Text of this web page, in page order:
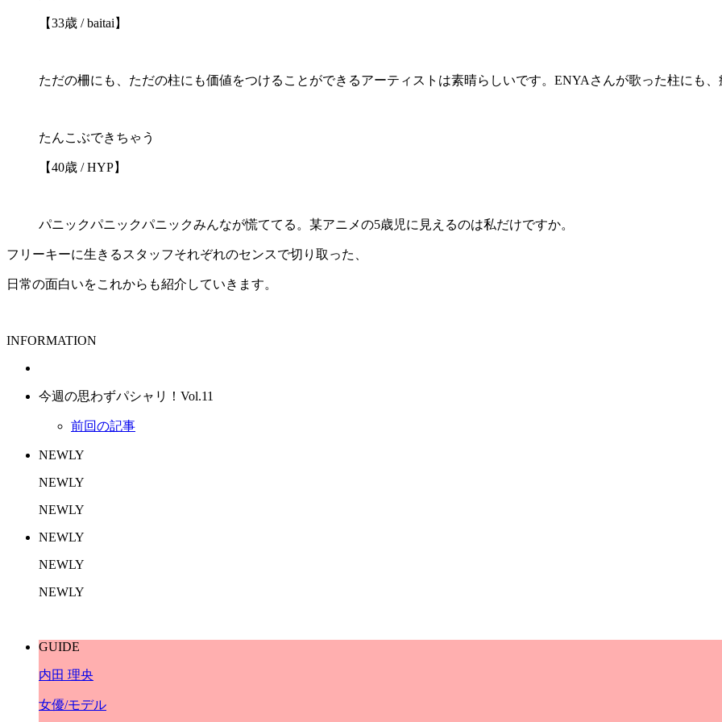
【33歳 / baitai】
ただの柵にも、ただの柱にも価値をつけることができるアーティストは素晴らしいです。ENYAさんが歌った柱にも、
たんこぶできちゃう
【40歳 / HYP】
パニックパニックパニックみんなが慌ててる。某アニメの5歳児に見えるのは私だけですか。
フリーキーに生きるスタッフそれぞれのセンスで切り取った、
日常の面白いをこれからも紹介していきます。
INFORMATION
今週の思わずパシャリ！Vol.11
前回の記事
NEWLY
NEWLY
NEWLY
NEWLY
NEWLY
NEWLY
GUIDE
内田 理央
女優/モデル